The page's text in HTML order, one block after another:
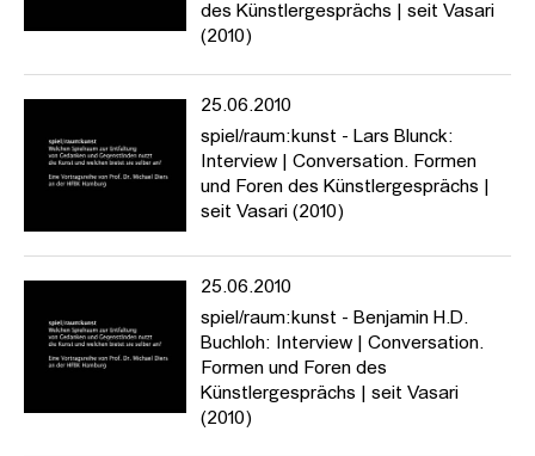
des Künstlergesprächs | seit Vasari
(2010)
25.06.2010
spiel/raum:kunst - Lars Blunck:
Interview | Conversation. Formen
und Foren des Künstlergesprächs |
seit Vasari (2010)
25.06.2010
spiel/raum:kunst - Benjamin H.D.
Buchloh: Interview | Conversation.
Formen und Foren des
Künstlergesprächs | seit Vasari
(2010)